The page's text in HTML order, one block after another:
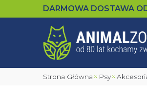
DARMOWA DOSTAWA
Strona Główna Psy